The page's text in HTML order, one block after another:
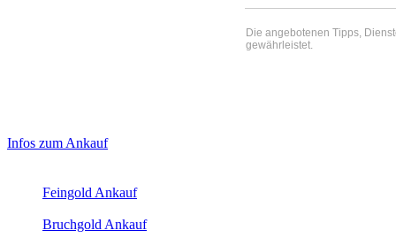
Die angebotenen Tipps,
gewährleistet.
Sidebar
Infos zum Ankauf
Feingold Ankauf
Bruchgold Ankauf